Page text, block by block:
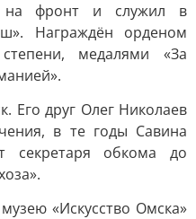
на фронт и служил в
Награждён орденом
медалями «За
Его друг Олег Николаев
в те годы Савина
обкома до
«Искусство Омска»